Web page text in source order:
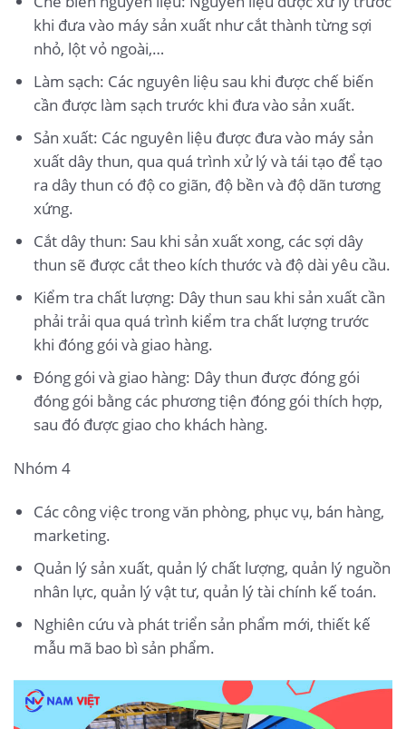
khi đưa vào máy sản xuất như cắt thành từng sợi
nhỏ, lột vỏ ngoài,…
Làm sạch: Các nguyên liệu sau khi được chế biến
cần được làm sạch trước khi đưa vào sản xuất.
Sản xuất: Các nguyên liệu được đưa vào máy sản
xuất dây thun, qua quá trình xử lý và tái tạo để tạo
ra dây thun có độ co giãn, độ bền và độ dãn tương
xứng.
Cắt dây thun: Sau khi sản xuất xong, các sợi dây
thun sẽ được cắt theo kích thước và độ dài yêu cầu.
Kiểm tra chất lượng: Dây thun sau khi sản xuất cần
phải trải qua quá trình kiểm tra chất lượng trước
khi đóng gói và giao hàng.
Đóng gói và giao hàng: Dây thun được đóng gói
đóng gói bằng các phương tiện đóng gói thích hợp,
sau đó được giao cho khách hàng.
Nhóm 4
Các công việc trong văn phòng, phục vụ, bán hàng,
marketing.
Quản lý sản xuất, quản lý chất lượng, quản lý nguồn
nhân lực, quản lý vật tư, quản lý tài chính kế toán.
Nghiên cứu và phát triển sản phẩm mới, thiết kế
mẫu mã bao bì sản phẩm.